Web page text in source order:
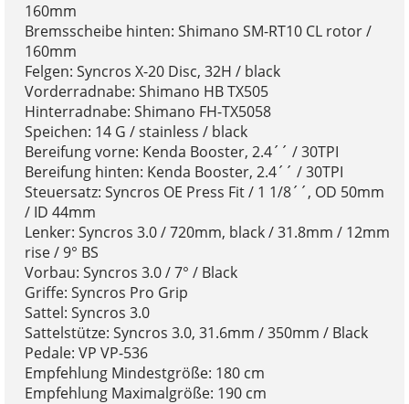
160mm
Bremsscheibe hinten: Shimano SM-RT10 CL rotor /
160mm
Felgen: Syncros X-20 Disc, 32H / black
Vorderradnabe: Shimano HB TX505
Hinterradnabe: Shimano FH-TX5058
Speichen: 14 G / stainless / black
Bereifung vorne: Kenda Booster, 2.4´´ / 30TPI
Bereifung hinten: Kenda Booster, 2.4´´ / 30TPI
Steuersatz: Syncros OE Press Fit / 1 1/8´´, OD 50mm
/ ID 44mm
Lenker: Syncros 3.0 / 720mm, black / 31.8mm / 12mm
rise / 9° BS
Vorbau: Syncros 3.0 / 7° / Black
Griffe: Syncros Pro Grip
Sattel: Syncros 3.0
Sattelstütze: Syncros 3.0, 31.6mm / 350mm / Black
Pedale: VP VP-536
Empfehlung Mindestgröße: 180 cm
Empfehlung Maximalgröße: 190 cm